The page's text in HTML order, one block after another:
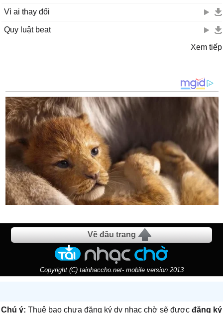
Vì ai thay đổi
Quy luật beat
Xem tiếp
Về đầu trang
Copyright (C) tainhaccho.net- mobile version 2013
Chú ý: Thuê bao chưa đăng ký dv nhạc chờ sẽ được đăng ký